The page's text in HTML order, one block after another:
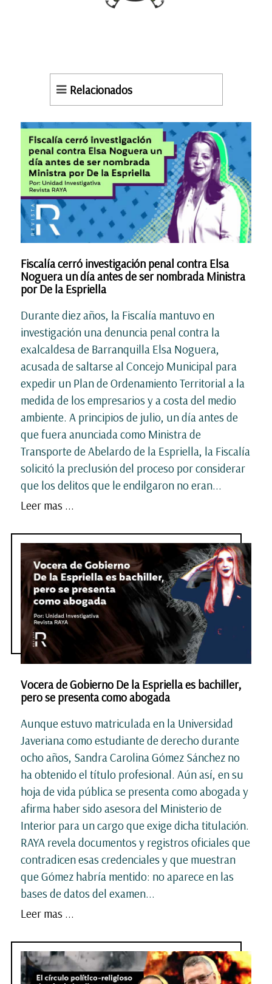
Relacionados
Fiscalía cerró investigación penal contra Elsa
Noguera un día antes de ser nombrada Ministra
por De la Espriella
Durante diez años, la Fiscalía mantuvo en
investigación una denuncia penal contra la
exalcaldesa de Barranquilla Elsa Noguera,
acusada de saltarse al Concejo Municipal para
expedir un Plan de Ordenamiento Territorial a la
medida de los empresarios y a costa del medio
ambiente. A principios de julio, un día antes de
que fuera anunciada como Ministra de
Transporte de Abelardo de la Espriella, la Fiscalía
solicitó la preclusión del proceso por considerar
que los delitos que le endilgaron no eran...
Leer mas ...
Vocera de Gobierno De la Espriella es bachiller,
pero se presenta como abogada
Aunque estuvo matriculada en la Universidad
Javeriana como estudiante de derecho durante
ocho años, Sandra Carolina Gómez Sánchez no
ha obtenido el título profesional. Aún así, en su
hoja de vida pública se presenta como abogada y
afirma haber sido asesora del Ministerio de
Interior para un cargo que exige dicha titulación.
RAYA revela documentos y registros oficiales que
contradicen esas credenciales y que muestran
que Gómez habría mentido: no aparece en las
bases de datos del examen...
Leer mas ...